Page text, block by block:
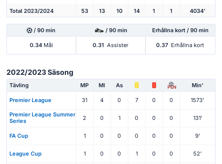
Total 2023/2024 53 13 10 14 1 1 4034'
/ 90 min / 90 min Erhållna kort / 90 min
0.34Mål 0.31 Assister 0.37 Erhållna kort
2022/2023 Säsong
Tävling MP Ml As PEN Min'
Premier League 31 4 0 7 0 0 1573'
Premier League Summer
Series
2 0 1 0 0 0 131'
FA Cup 1 0 0 0 0 0 9'
League Cup 1 0 0 1 0 0 52'